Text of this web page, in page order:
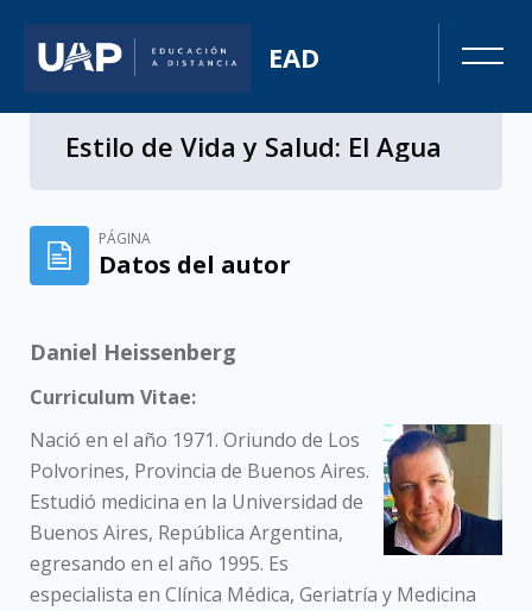
EAD
Estilo de Vida y Salud: El Agua
Salta al contenido principal
PÁGINA
Datos del autor
Daniel Heissenberg
Curriculum Vitae:
Nació en el año 1971. Oriundo de Los
Polvorines, Provincia de Buenos Aires.
Estudió medicina en la Universidad de
Buenos Aires, República Argentina,
egresando en el año 1995. Es
especialista en Clínica Médica, Geriatría y Medicina